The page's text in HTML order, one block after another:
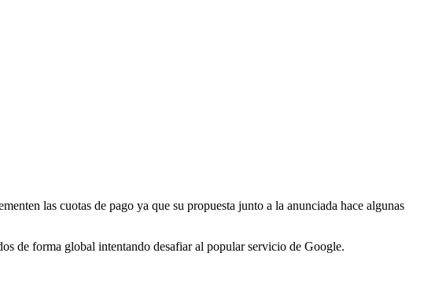
las cuotas de pago ya que su propuesta junto a la anunciada hace algunas
de forma global intentando desafiar al popular servicio de Google.